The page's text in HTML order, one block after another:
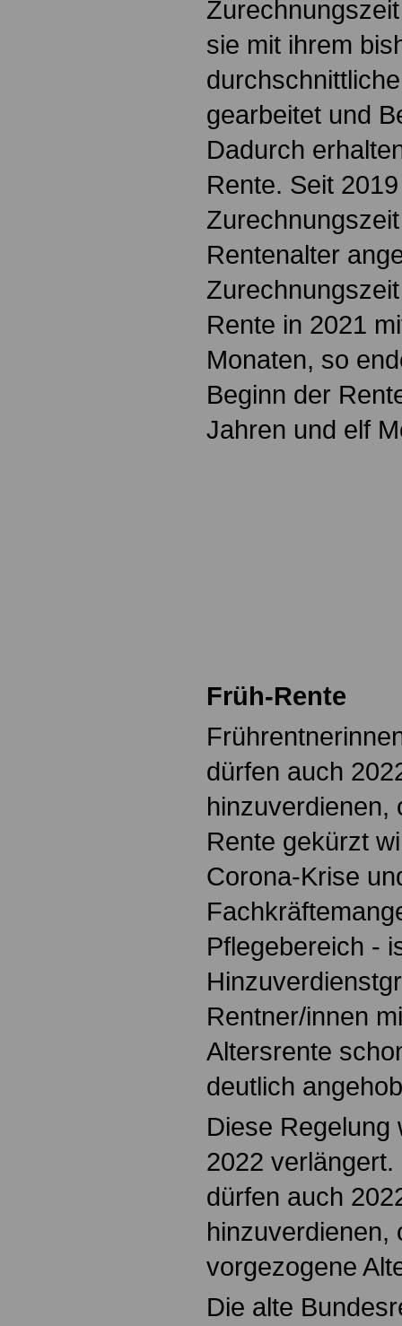
sie mit ihrem
gearbeitet und
Dadurch
Rente. Seit
Rentenalter
Rente in 2021
Monaten, so
Beginn der
Jahren und elf
Früh-Rente
dürfen auch
hinzuverdienen,
Rente gekürzt
Corona-Krise
Pflegebereich -
Rentner/innen
Altersrente
deutlich
Diese Regelung
2022
dürfen auch
hinzuverdienen,
vorgezogene
Die alte